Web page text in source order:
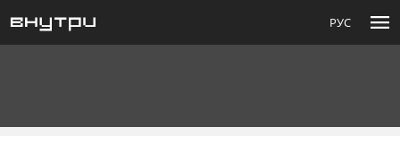
РУС menu